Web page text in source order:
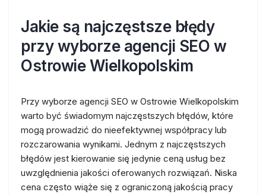
Jakie są najczęstsze błędy
przy wyborze agencji SEO w
Ostrowie Wielkopolskim
Przy wyborze agencji SEO w Ostrowie Wielkopolskim
warto być świadomym najczęstszych błędów, które
mogą prowadzić do nieefektywnej współpracy lub
rozczarowania wynikami. Jednym z najczęstszych
błędów jest kierowanie się jedynie ceną usług bez
uwzględnienia jakości oferowanych rozwiązań. Niska
cena często wiąże się z ograniczoną jakością pracy